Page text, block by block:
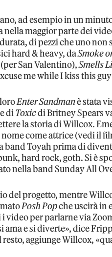
ad esempio in un
nella maggior parte dei
di pezzi che uno non
hard & heavy, daSmoke
(per San Valentino),Smells
me while I kiss this
loroEnter Sandmanè stata
diToxicdi Britney Spears
la storia di Willcox.
nome come attrice (vedi il
band Toyah prima di
hard rock, goth. Si è
nella band Sunday All
del progetto, mentre
Posh Popche uscirà in
video per parlarne via
ama e si diverte», dice
resto, aggiunge Willcox,